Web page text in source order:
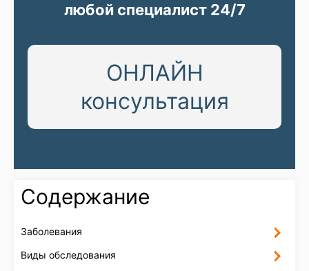
ОНЛАЙН
консультация
любой специалист 24/7
Содержание
Заболевания
Виды обследования